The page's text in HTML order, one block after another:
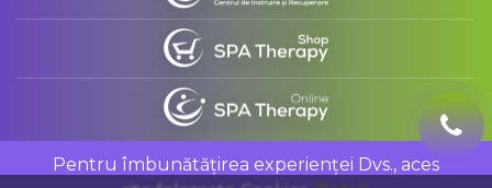
Pentru îmbunătățirea experienței Dvs., aces